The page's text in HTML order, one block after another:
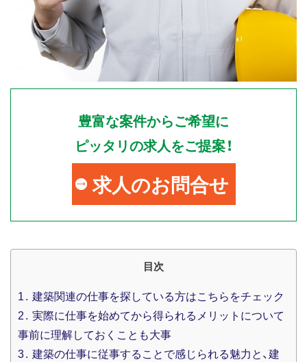
豊富な案件からご希望に
ピッタリの求人をご提案！
求人のお問合せ
目次
1 建築関連の仕事を探している方はこちらをチェック
2 実際に仕事を始めてから得られるメリットについて
事前に理解しておくことも大事
3 建築の仕事に従事することで感じられる魅力と、建